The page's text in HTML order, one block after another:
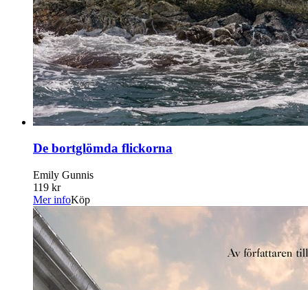
De bortglömda flickorna
Emily Gunnis
119 kr
Mer infoKöp